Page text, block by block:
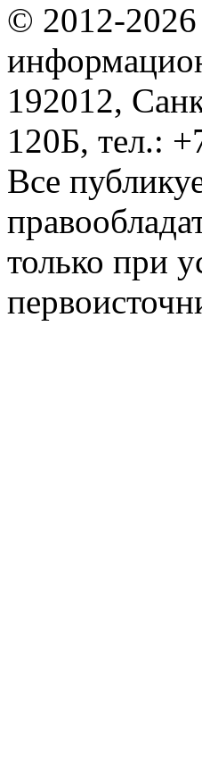
© 2012-2026
192012,
120Б, тел.:
Все
только при